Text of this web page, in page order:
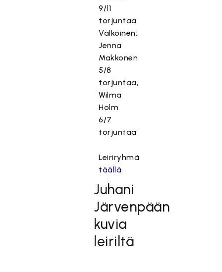
9/11
torjuntaa
Valkoinen:
Jenna
Makkonen
5/8
torjuntaa,
Wilma
Holm
6/7
torjuntaa
Leiriryhmä
täällä.
Juhani
Järvenpään
kuvia
leiriltä